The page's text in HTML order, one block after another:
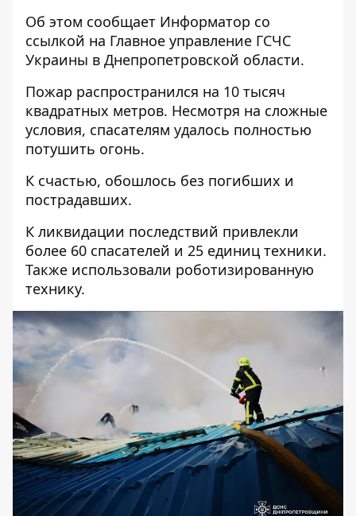
Об этом сообщает Информатор со
ссылкой на Главное управление ГСЧС
Украины в Днепропетровской области.
Пожар распространился на 10 тысяч
квадратных метров. Несмотря на сложные
условия, спасателям удалось полностью
потушить огонь.
К счастью, обошлось без погибших и
пострадавших.
К ликвидации последствий привлекли
более 60 спасателей и 25 единиц техники.
Также использовали роботизированную
технику.